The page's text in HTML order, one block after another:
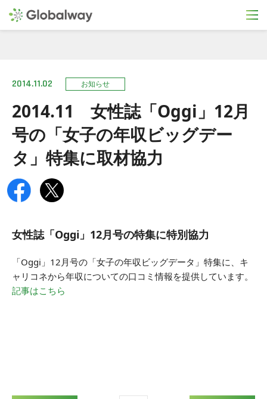
2014.11 女性誌「Oggi」12月
号の「女子の年収ビッグデー
タ」特集に取材協力
2014.11.02 お知らせ
女性誌「Oggi」12月号の特集に特別協力
「Oggi」12月号の「女子の年収ビッグデータ」特集に、キ
ャリコネから年収についての口コミ情報を提供しています。
記事はこちら